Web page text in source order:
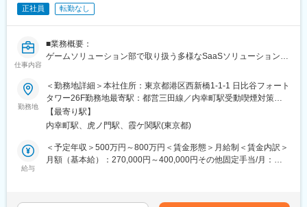
として、安定した基盤で成長を続けています。
働きやすさを重視し、残業は月10時間程度に抑えています。基本
的にはフルリモート勤務が可能で、沖縄・徳島等に居住されてい
ます。）ライフステージに合わせた柔軟な働き方を実現し、子育
てや通院などの個別の事情にも対応しています。
■キャリアパス：
プロジェクトリーダーやマネージャーを目指すことができます。
正社員 転勤なし
仕事内容
■業務概要：
ゲームソリューション部で取り扱う多様なSaaSソリューション
Twilio、Vercel、Zendeskなど）を活用し、お客様の課題解決をサ
ポートするプリセールスエンジニアとしてご活躍いただきます。
■業務詳細：
◇プリセールス活動
・お客様との技術ヒアリング・課題整理
・提案に向けたソリューション設計、デモンストレーション
・技術検証・QA対応
・必要に応じてベンダーやパートナーとの協業関係を構築・推進
勤務地
＜勤務地詳細＞本社住所：東京都港区西新橋1-1-1 日比谷フォート
タワー26F勤務地最寄駅：都営三田線／内幸町駅受動喫煙対策：
敷地内喫煙可能場所あり
【最寄り駅】
内幸町駅、虎ノ門駅、霞ケ関駅(東京都)
給与
＜予定年収＞500万円～800万円＜賃金形態＞月給制＜賃金内訳＞
月額（基本給）：270,000円～400,000円その他固定手当/月：